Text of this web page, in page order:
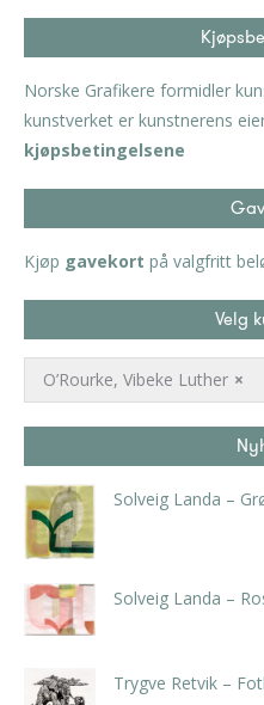
Norske Grafikere formidler
kunstverket er kunstnerens
kjøpsbetingelsene
Kjøp gavekort på valgfritt
Velg
×
O’Rourke, Vibeke Luther
Solveig Landa –
Solveig Landa –
Trygve Retvik –